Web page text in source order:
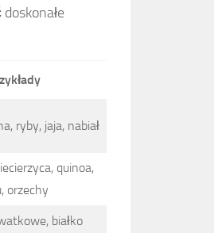
ryby, jaja, nabiał
quinoa,
orzechy
białko